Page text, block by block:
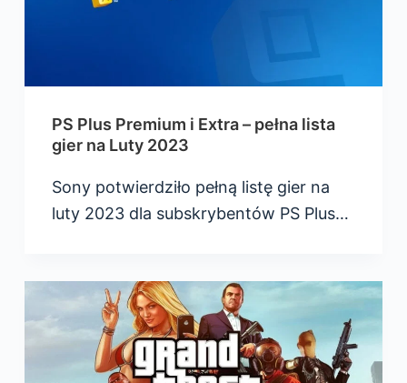
PS Plus Premium i Extra – pełna lista
gier na Luty 2023
Sony potwierdziło pełną listę gier na
luty 2023 dla subskrybentów PS Plus…